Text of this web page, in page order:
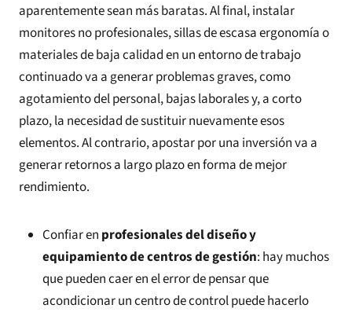
aparentemente sean más baratas. Al final, instalar
monitores no profesionales, sillas de escasa ergonomía o
materiales de baja calidad en un entorno de trabajo
continuado va a generar problemas graves, como
agotamiento del personal, bajas laborales y, a corto
plazo, la necesidad de sustituir nuevamente esos
elementos. Al contrario, apostar por una inversión va a
generar retornos a largo plazo en forma de mejor
rendimiento.
Confiar en profesionales del diseño y
equipamiento de centros de gestión: hay muchos
que pueden caer en el error de pensar que
acondicionar un centro de control puede hacerlo